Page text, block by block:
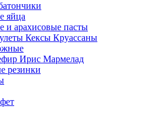
яйца
и арахисовые пасты
Кексы Круассаны
Ирис Мармелад
резинки